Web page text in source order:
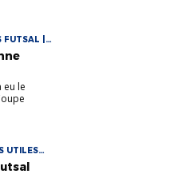
|
-
eu le
UTILES